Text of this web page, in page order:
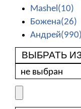
Mashel(10)
Божена(26)
Андрей(990)
ВЫБРАТЬ